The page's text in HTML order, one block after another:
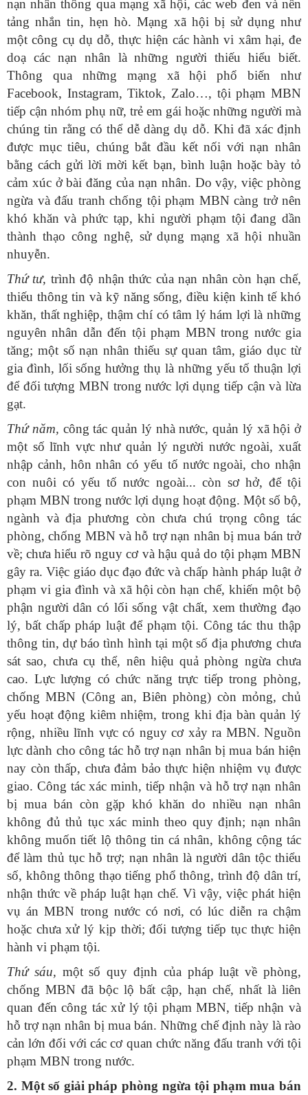
nạn nhân thông qua mạng xã hội, các web đen và nền
tảng nhắn tin, hẹn hò. Mạng xã hội bị sử dụng như
một công cụ dụ dỗ, thực hiện các hành vi xâm hại, đe
doạ các nạn nhân là những người thiếu hiểu biết.
Thông qua những mạng xã hội phổ biến như
Facebook, Instagram, Tiktok, Zalo…, tội phạm MBN
tiếp cận nhóm phụ nữ, trẻ em gái hoặc những người mà
chúng tin rằng có thể dễ dàng dụ dỗ. Khi đã xác định
được mục tiêu, chúng bắt đầu kết nối với nạn nhân
bằng cách gửi lời mời kết bạn, bình luận hoặc bày tỏ
cảm xúc ở bài đăng của nạn nhân. Do vậy, việc phòng
ngừa và đấu tranh chống tội phạm MBN càng trở nên
khó khăn và phức tạp, khi người phạm tội đang dần
thành thạo công nghệ, sử dụng mạng xã hội nhuần
nhuyễn.
Thứ tư, trình độ nhận thức của nạn nhân còn hạn chế,
thiếu thông tin và kỹ năng sống, điều kiện kinh tế khó
khăn, thất nghiệp, thậm chí có tâm lý hám lợi là những
nguyên nhân dẫn đến tội phạm MBN trong nước gia
tăng; một số nạn nhân thiếu sự quan tâm, giáo dục từ
gia đình, lối sống hưởng thụ là những yếu tố thuận lợi
để đối tượng MBN trong nước lợi dụng tiếp cận và lừa
gạt.
Thứ năm, công tác quản lý nhà nước, quản lý xã hội ở
một số lĩnh vực như quản lý người nước ngoài, xuất
nhập cảnh, hôn nhân có yếu tố nước ngoài, cho nhận
con nuôi có yếu tố nước ngoài... còn sơ hở, để tội
phạm MBN trong nước lợi dụng hoạt động. Một số bộ,
ngành và địa phương còn chưa chú trọng công tác
phòng, chống MBN và hỗ trợ nạn nhân bị mua bán trở
về; chưa hiểu rõ nguy cơ và hậu quả do tội phạm MBN
gây ra. Việc giáo dục đạo đức và chấp hành pháp luật ở
phạm vi gia đình và xã hội còn hạn chế, khiến một bộ
phận người dân có lối sống vật chất, xem thường đạo
lý, bất chấp pháp luật để phạm tội. Công tác thu thập
thông tin, dự báo tình hình tại một số địa phương chưa
sát sao, chưa cụ thể, nên hiệu quả phòng ngừa chưa
cao. Lực lượng có chức năng trực tiếp trong phòng,
chống MBN (Công an, Biên phòng) còn mỏng, chủ
yếu hoạt động kiêm nhiệm, trong khi địa bàn quản lý
rộng, nhiều lĩnh vực có nguy cơ xảy ra MBN. Nguồn
lực dành cho công tác hỗ trợ nạn nhân bị mua bán hiện
nay còn thấp, chưa đảm bảo thực hiện nhiệm vụ được
giao. Công tác xác minh, tiếp nhận và hỗ trợ nạn nhân
bị mua bán còn gặp khó khăn do nhiều nạn nhân
không đủ thủ tục xác minh theo quy định; nạn nhân
không muốn tiết lộ thông tin cá nhân, không cộng tác
để làm thủ tục hỗ trợ; nạn nhân là người dân tộc thiểu
số, không thông thạo tiếng phổ thông, trình độ dân trí,
nhận thức về pháp luật hạn chế. Vì vậy, việc phát hiện
vụ án MBN trong nước có nơi, có lúc diễn ra chậm
hoặc chưa xử lý kịp thời; đối tượng tiếp tục thực hiện
hành vi phạm tội.
Thứ sáu, một số quy định của pháp luật về phòng,
chống MBN đã bộc lộ bất cập, hạn chế, nhất là liên
quan đến công tác xử lý tội phạm MBN, tiếp nhận và
hỗ trợ nạn nhân bị mua bán. Những chế định này là rào
cản lớn đối với các cơ quan chức năng đấu tranh với tội
phạm MBN trong nước.
2. Một số giải pháp phòng ngừa tội phạm mua bán